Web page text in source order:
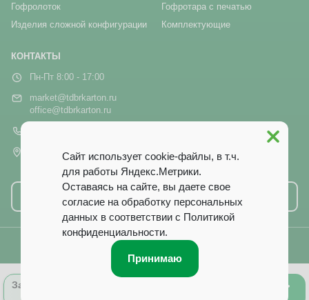
Гофролоток
Гофротара с печатью
Изделия сложной конфигурации
Комплектующие
КОНТАКТЫ
Пн-Пт 8:00 - 17:00
market@tdbrkarton.ru
office@tdbrkarton.ru
г. Брянск, рп Белые Берега,
ул. Белобережская, 1А
Написать нам
© 2014–2026 ООО ТД «Брянский Картон». Все права защищены.
Запросить
Оформить
Сайт использует cookie-файлы, в т.ч.
для работы Яндекс.Метрики.
Оставаясь на сайте, вы даете свое
согласие на обработку персональных
данных в соответствии с Политикой
конфиденциальности.
Принимаю